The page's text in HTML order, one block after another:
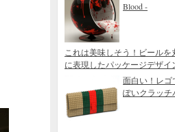
Blood -
これは美味しそう！ビール
に表現したパッケージデザイ
面白い！レゴ
ぽいクラッチ